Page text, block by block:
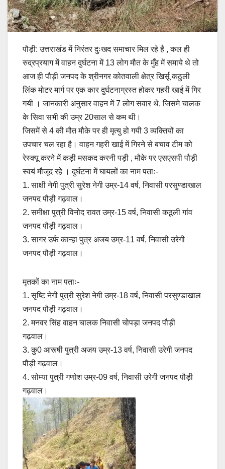
पौड़ी: उत्तराखंड में निरंतर दुःखद समाचार मिल रहे है , कल ही
रुद्रप्रयाग में वाहन दुर्घटना में 13 लोग मौत के मुँह में समाये थे तो
आज ही पौड़ी जनपद के श्रीनगर कोतवाली क्षेत्र खिर्सू कठुली
लिंक मोटर मार्ग पर एक कार दुर्घटनाग्रस्त होकर गहरी खाई में गिर
गयी । जानकारी अनुसार वाहन में 7 लोग सवार थे, जिसमे चालक
के सिवा सभी की उम्र 20साल से कम थी।
जिसमें से 4 की मौत मौके पर ही मृत्यु हो गयी 3 व्यक्तियों का
उपचार चल रहा है। वाहन गहरी खाई में गिरने से बचाव टीम को
रेस्क्यू करने में कड़ी मसकद करनी पड़ी , मौके पर एसएसपी पौड़ी
स्वयं मौजूद रहे । दुर्घटना में घायलों का नाम पताः-
1. साक्षी नेगी पुत्री सुरेश नेगी उम्र-14 वर्ष, निवासी परसुण्डाखाल
जनपद पौड़ी गढ़वाल।
2. समीक्षा पुत्री विनोद रावत उम्र-15 वर्ष, निवासी कठूली गांव
जनपद पौड़ी गढ़वाल।
3. सागर उर्फ कान्हा पुत्र अजय उम्र-11 वर्ष, निवासी उरेगी
जनपद पौड़ी गढ़वाल।
मृतकों का नाम पताः-
1. सृष्टि नेगी पुत्री सुरेश नेगी उम्र-18 वर्ष, निवासी परसुण्डाखाल
जनपद पौड़ी गढ़वाल।
2. मनवर सिंह वाहन चालक निवासी चोपड़ा जनपद पौड़ी
गढ़वाल।
3. कु0 आरूषी पुत्री अजय उम्र-13 वर्ष, निवासी उरेगी जनपद
पौड़ी गढ़वाल।
4. सोम्या पुत्री गणोश उम्र-09 वर्ष, निवासी उरेगी जनपद पौड़ी
गढ़वाल।